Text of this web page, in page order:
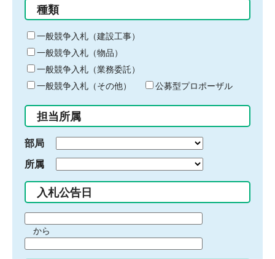
る
キ
ー
ワ
ー
ド
入
力
種類
一般競争入札（建設工事）
一般競争入札（物品）
一般競争入札（業務委託）
一般競争入札（その他）
公募型プロポーザル
担当所属
部局
所属
入札公告日
間から